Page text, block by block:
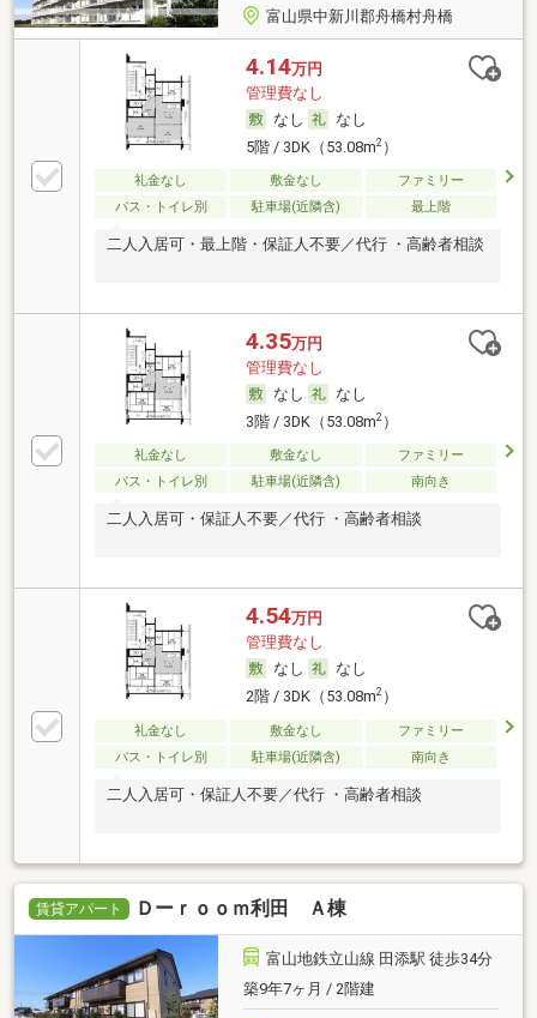
富山県中新川郡舟橋村舟橋
4.14万円
管理費なし
なし
なし
5階 / 3DK（53.08m2）
礼金なし 敷金なし
ファミリー
バス・トイレ別
駐車場(近隣含) 最上階
二人入居可・最上階・保証人不要／代行 ・高齢者相談
4.35万円
管理費なし
なし
なし
3階 / 3DK（53.08m2）
礼金なし 敷金なし
ファミリー
バス・トイレ別
駐車場(近隣含) 南向き
二人入居可・保証人不要／代行 ・高齢者相談
4.54万円
管理費なし
なし
なし
2階 / 3DK（53.08m2）
礼金なし 敷金なし
ファミリー
バス・トイレ別
駐車場(近隣含) 南向き
二人入居可・保証人不要／代行 ・高齢者相談
賃貸アパート Ｄーｒｏｏｍ利田 Ａ棟
富山地鉄立山線 田添駅 徒歩34分
築9年7ヶ月 / 2階建